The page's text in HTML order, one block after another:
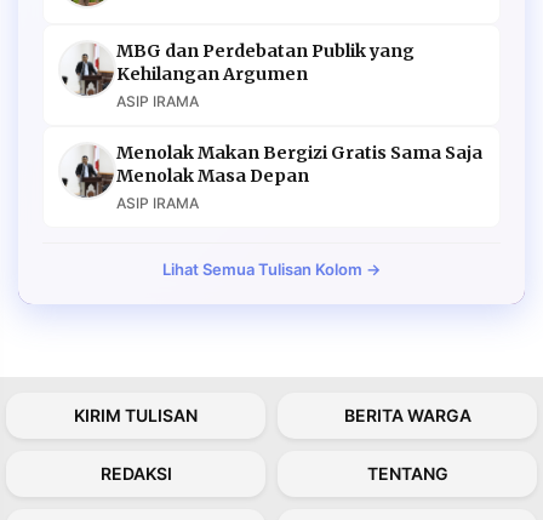
MBG dan Perdebatan Publik yang
Kehilangan Argumen
ASIP IRAMA
Menolak Makan Bergizi Gratis Sama Saja
Menolak Masa Depan
ASIP IRAMA
Lihat Semua Tulisan Kolom →
KIRIM TULISAN BERITA WARGA
REDAKSI TENTANG